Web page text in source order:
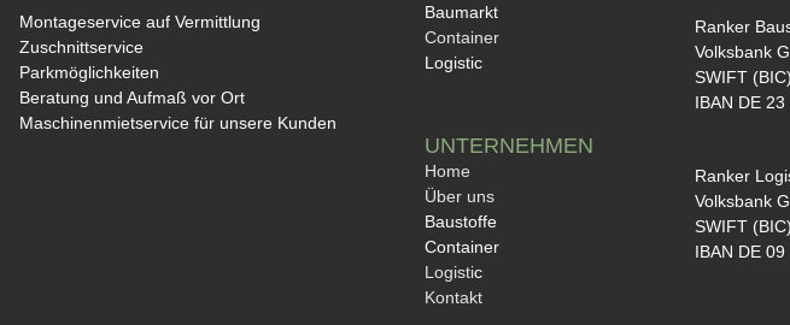
Montageservice auf Vermittlung
Zuschnittservice
Parkmöglichkeiten
Beratung und Aufmaß vor Ort
Maschinenmietservice für unsere Kunden
Baumarkt
Container
Logistic
UNTERNEHMEN
Home
Über uns
Baustoffe
Container
Logistic
Kontakt
Ranker
Volksbank
SWIFT
IBAN DE
Ranker
Volksbank
SWIFT
IBAN DE